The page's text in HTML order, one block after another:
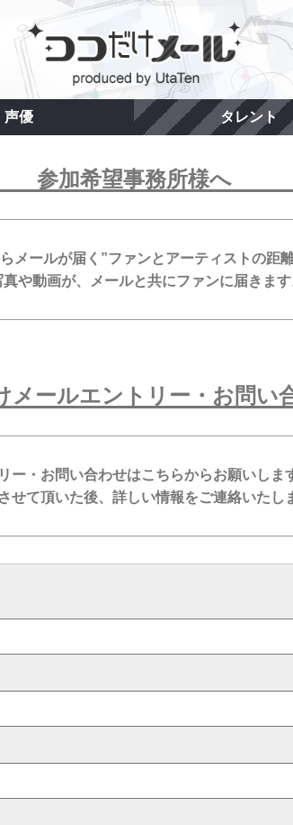
声優 タレント
参加希望事務所様へ
メールが届く”ファンとアーティストの距
や動画が、メールと共にファンに届きます
メールエントリー・お問い
ー・お問い合わせはこちらからお願いしま
せて頂いた後、詳しい情報をご連絡いたし